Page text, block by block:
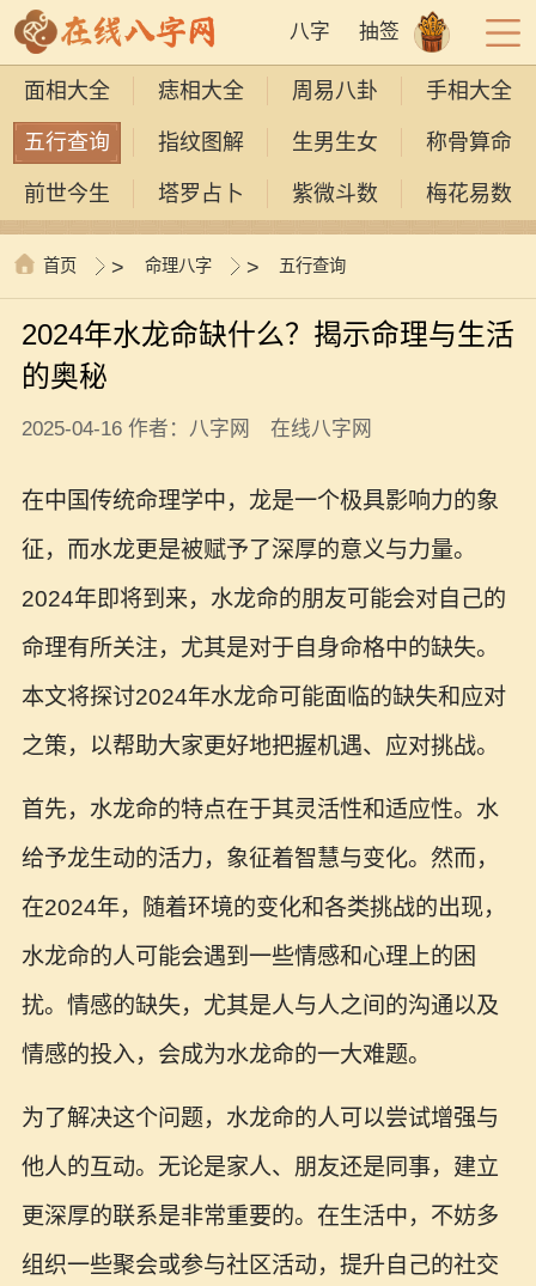
八字 抽签
面相大全 痣相大全 周易八卦 手相大全
五行查询 指纹图解 生男生女 称骨算命
前世今生 塔罗占卜 紫微斗数 梅花易数
首页 > 命理八字 > 五行查询
2024年水龙命缺什么？揭示命理与生活
的奥秘
2025-04-16 作者：八字网 在线八字网
在中国传统命理学中，龙是一个极具影响力的象
征，而水龙更是被赋予了深厚的意义与力量。
2024年即将到来，水龙命的朋友可能会对自己的
命理有所关注，尤其是对于自身命格中的缺失。
本文将探讨2024年水龙命可能面临的缺失和应对
之策，以帮助大家更好地把握机遇、应对挑战。
首先，水龙命的特点在于其灵活性和适应性。水
给予龙生动的活力，象征着智慧与变化。然而，
在2024年，随着环境的变化和各类挑战的出现，
水龙命的人可能会遇到一些情感和心理上的困
扰。情感的缺失，尤其是人与人之间的沟通以及
情感的投入，会成为水龙命的一大难题。
为了解决这个问题，水龙命的人可以尝试增强与
他人的互动。无论是家人、朋友还是同事，建立
更深厚的联系是非常重要的。在生活中，不妨多
组织一些聚会或参与社区活动，提升自己的社交